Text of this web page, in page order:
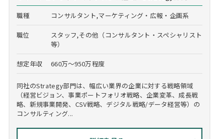
職種 コンサルタント,マーケティング・広報・企画系
職位
スタッフ,その他（コンサルタント・スペシャリスト
等）
想定年収 660万～950万程度
同社のStrategy部門は、幅広い業界の企業に対する戦略領域
（経営ビジョン、事業ポートフォリオ戦略、企業変革、成長戦
略、新規事業開発、CSV戦略、デジタル戦略/データ経営等）の
コンサルティング...